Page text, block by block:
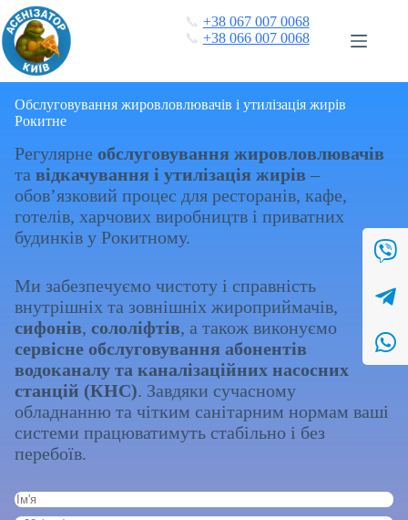
Перейти
до
вмісту
📞 +38 067 007 0068
📞 +38 066 007 0068
Обслуговування жировловлювачів і утилізація жирів
Рокитне
Регулярне обслуговування жировловлювачів
та відкачування і утилізація жирів –
обов’язковий процес для ресторанів, кафе,
готелів, харчових виробництв і приватних
будинків у Рокитному.
Ми забезпечуємо чистоту і справність
внутрішніх та зовнішніх жироприймачів,
сифонів, сололіфтів, а також виконуємо
сервісне обслуговування абонентів
водоканалу та каналізаційних насосних
станцій (КНС). Завдяки сучасному
обладнанню та чітким санітарним нормам ваші
системи працюватимуть стабільно і без
перебоїв.